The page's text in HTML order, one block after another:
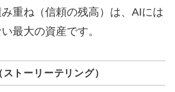
重ね（信頼の残高）は、AIには
最大の資産です。
トーリーテリング）